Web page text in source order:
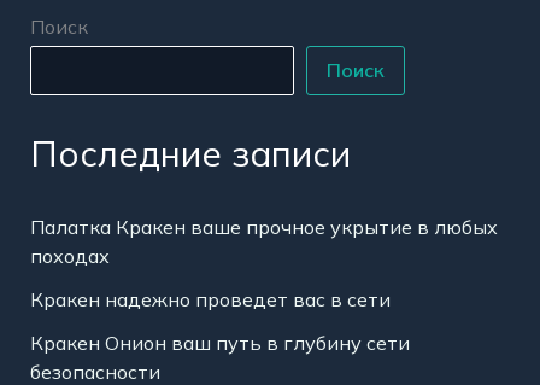
Поиск
Поиск
Последние записи
Палатка Кракен ваше прочное укрытие в любых
походах
Кракен надежно проведет вас в сети
Кракен Онион ваш путь в глубину сети
безопасности